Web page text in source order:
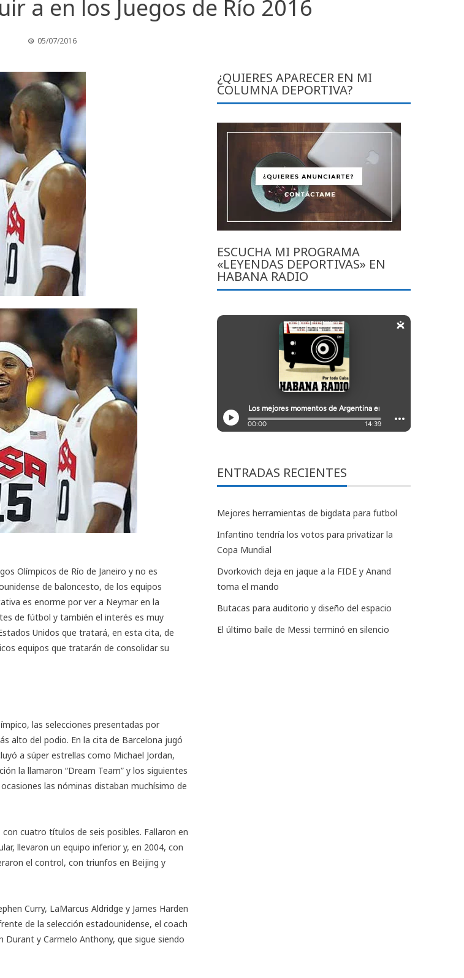
a en los Juegos de Río 2016
05/07/2016
Olímpicos de Río de Janeiro y no es
de baloncesto, de los equipos
es enorme por ver a Neymar en la
de fútbol y también el interés es muy
Unidos que tratará, en esta cita, de
equipos que tratarán de consolidar su
las selecciones presentadas por
alto del podio. En la cita de Barcelona jugó
a súper estrellas como Michael Jordan,
la llamaron “Dream Team” y los siguientes
las nóminas distaban muchísimo de
cuatro títulos de seis posibles. Fallaron en
llevaron un equipo inferior y, en 2004, con
el control, con triunfos en Beijing y
Curry, LaMarcus Aldridge y James Harden
de la selección estadounidense, el coach
y Carmelo Anthony, que sigue siendo
¿QUIERES APARECER EN MI
COLUMNA DEPORTIVA?
ESCUCHA MI PROGRAMA
«LEYENDAS DEPORTIVAS» EN
HABANA RADIO
ENTRADAS RECIENTES
Mejores herramientas de bigdata para futbol
Infantino tendría los votos para privatizar la
Copa Mundial
Dvorkovich deja en jaque a la FIDE y Anand
toma el mando
Butacas para auditorio y diseño del espacio
El último baile de Messi terminó en silencio